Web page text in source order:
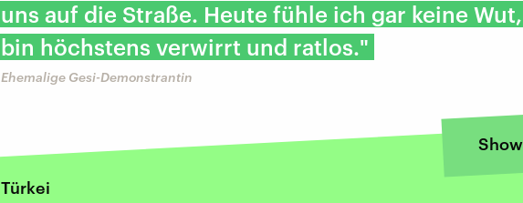
uns auf die Straße. Heute fühle ich gar keine
bin höchstens verwirrt und ratlos."
Ehemalige Gesi-Demonstrantin
Türkei